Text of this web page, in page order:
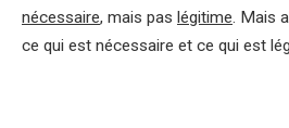
nécessaire, mais pas légitime . Mais
ce qui est nécessaire et ce qui est